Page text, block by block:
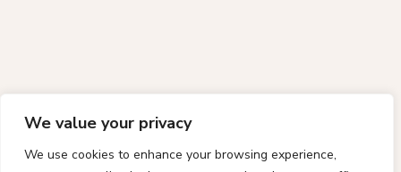
We value your privacy
We use cookies to enhance your browsing experience,